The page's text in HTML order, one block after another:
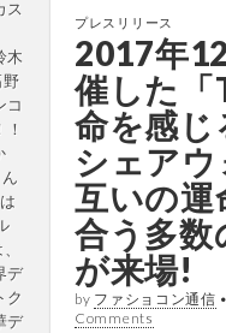
ス
木
野
コ
デ
ク
デ
プレスリリース
2017年
催した「
命を感じ
シェア
互いの運
合う多
が来場!
by ファショコン通信 •
Comments